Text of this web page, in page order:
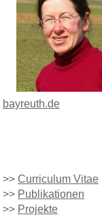
bayreuth.de
>> Curriculum Vitae
>> Publikationen
>> Projekte